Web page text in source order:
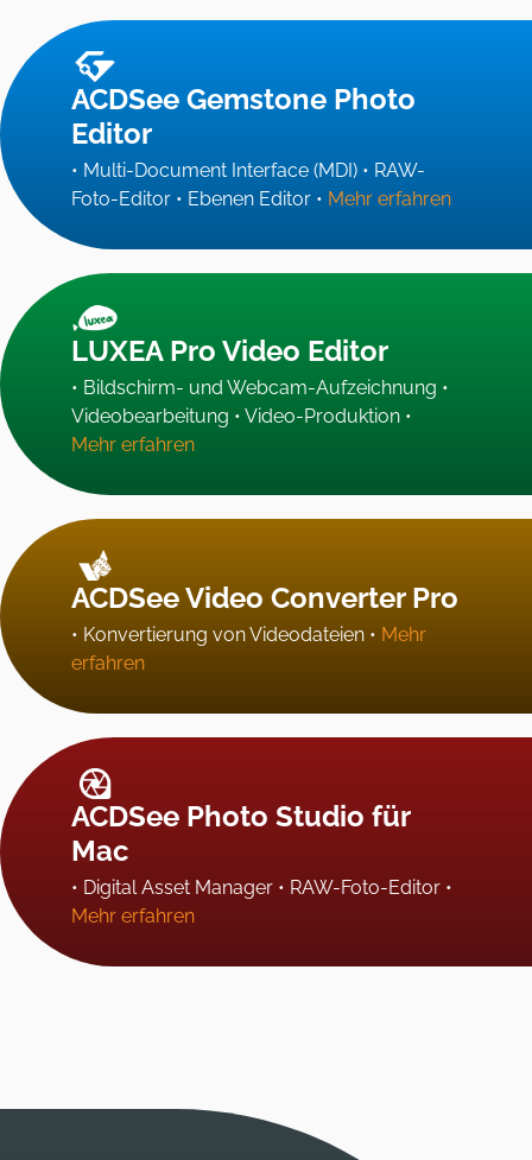
ACDSee Gemstone Photo
Editor
• Multi-Document Interface (MDI) • RAW-
Foto-Editor • Ebenen Editor • Mehr erfahren
LUXEA Pro Video Editor
• Bildschirm- und Webcam-Aufzeichnung •
Videobearbeitung • Video-Produktion •
Mehr erfahren
ACDSee Video Converter Pro
• Konvertierung von Videodateien • Mehr
erfahren
ACDSee Photo Studio für
Mac
• Digital Asset Manager • RAW-Foto-Editor •
Mehr erfahren